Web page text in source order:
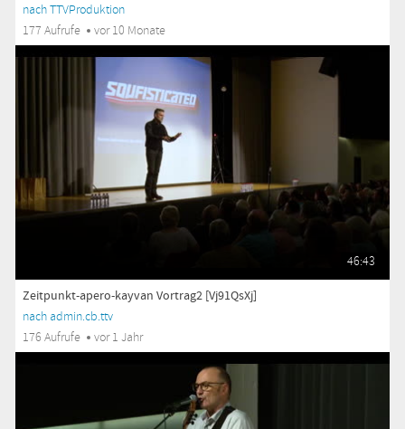
nach TTVProduktion
177 Aufrufe
vor 10 Monate
46:43
Zeitpunkt-apero-kayvan Vortrag2 [Vj91QsXj]
nach admin.cb.ttv
176 Aufrufe
vor 1 Jahr